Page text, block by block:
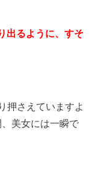
出るように、すそ
押さえていますよ
美女には一瞬で